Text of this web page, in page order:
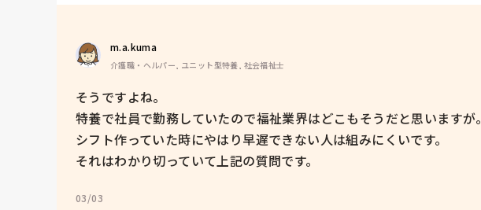
m.a.kuma
介護職・ヘルパー, ユニット型特養, 社会福祉士
そうですよね。
特養で社員で勤務していたので福祉業界はどこもそうだと思いますが。
シフト作っていた時にやはり早遅できない人は組みにくいです。
それはわかり切っていて上記の質問です。
03/03